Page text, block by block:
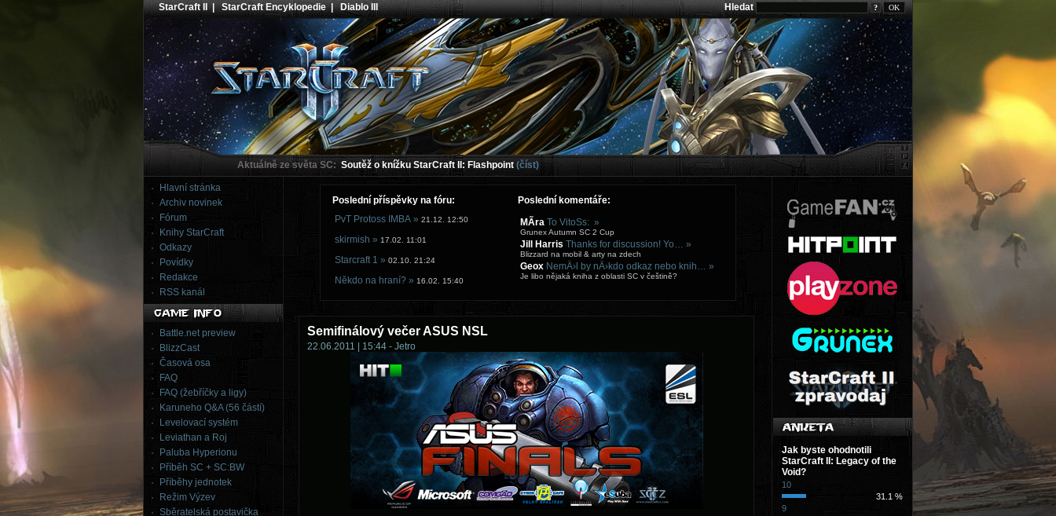
StarCraft II |StarCraft Encyklopedie|Diablo III Hledat ?
Aktuálně ze světa SC: Soutěž o knížku StarCraft II: Flashpoint (číst)
Hlavní stránka
Archiv novinek
Fórum
Knihy StarCraft
Odkazy
Povídky
Redakce
RSS kanál
Battle.net preview
BlizzCast
Časová osa
FAQ
FAQ (žebříčky a ligy)
Karuneho Q&A (56 částí)
Levelovací systém
Leviathan a Roj
Paluba Hyperionu
Příběh SC + SC:BW
Příběhy jednotek
Režim Výzev
Sběratelská postavička
Poslední příspěvky na fóru:
Poslední komentáře:
PvT Protoss IMBA » 21.12. 12:50
skirmish » 17.02. 11:01
Starcraft 1 » 02.10. 21:24
Někdo na hraní? » 16.02. 15:40
MÃ­ra To VitoSs: »
Grunex Autumn SC 2 Cup
Jill Harris Thanks for discussion! Yo… »
Blizzard na mobil & arty na zdech
Geox NemÄ›l by nÄ›kdo odkaz nebo knih… »
Je libo nějaká kniha z oblasti SC v češtině?
Semifinálový večer ASUS NSL
22.06.2011 | 15:44 - Jetro
Jak byste ohodnotili
StarCraft II: Legacy of the
Void?
10
31.1 %
9